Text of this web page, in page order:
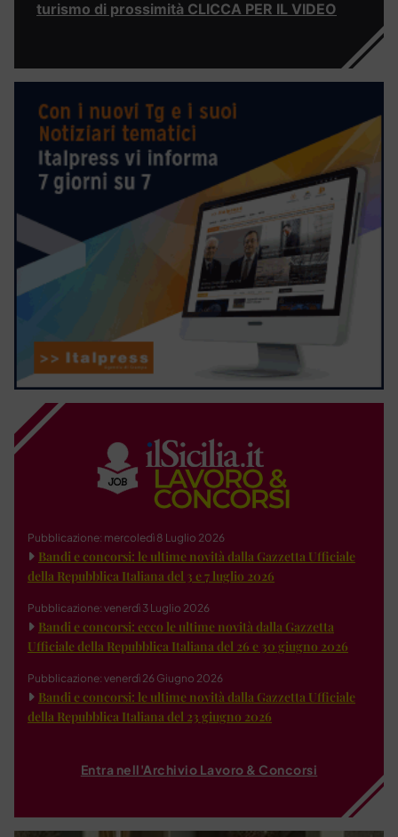
turismo di prossimità CLICCA PER IL VIDEO
Pubblicazione: mercoledì 8 Luglio 2026
Bandi e concorsi: le ultime novità dalla Gazzetta Ufficiale
della Repubblica Italiana del 3 e 7 luglio 2026
Pubblicazione: venerdì 3 Luglio 2026
Bandi e concorsi: ecco le ultime novità dalla Gazzetta
Ufficiale della Repubblica Italiana del 26 e 30 giugno 2026
Pubblicazione: venerdì 26 Giugno 2026
Bandi e concorsi: le ultime novità dalla Gazzetta Ufficiale
della Repubblica Italiana del 23 giugno 2026
Entra nell'Archivio Lavoro & Concorsi